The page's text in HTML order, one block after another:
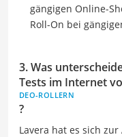
gängigen Online-
Roll-On bei
3. Was
Tests im Internet
DEO-ROLLERN
?
Lavera hat es sich